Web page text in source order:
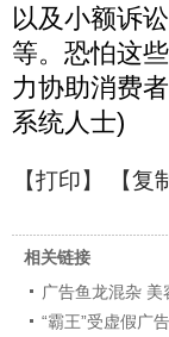
以及小额诉
等。恐怕这
力协助消费
系统人士)
【打印】 【复
相关链接
广告鱼龙混杂
“霸王”受虚假广